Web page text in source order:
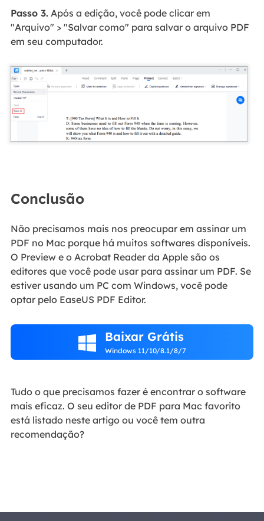
Passo 3.Após a edição, você pode clicar em
"Arquivo" > "Salvar como" para salvar o arquivo PDF
em seu computador.
Conclusão
Não precisamos mais nos preocupar em assinar um
PDF no Mac porque há muitos softwares disponíveis.
O Preview e o Acrobat Reader da Apple são os
editores que você pode usar para assinar um PDF. Se
estiver usando um PC com Windows, você pode
optar pelo EaseUS PDF Editor.
 Baixar Grátis
Windows 11/10/8.1/8/7
Tudo o que precisamos fazer é encontrar o software
mais eficaz. O seu editor de PDF para Mac favorito
está listado neste artigo ou você tem outra
recomendação?